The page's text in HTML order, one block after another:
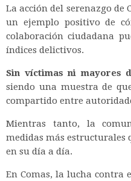
La acción del serenazgo de
un ejemplo positivo de
colaboración ciudadana
índices delictivos.
Sin víctimas ni mayores
siendo una muestra de
compartido entre
Mientras tanto, la
medidas más
en su día a día.
En Comas, la lucha contra